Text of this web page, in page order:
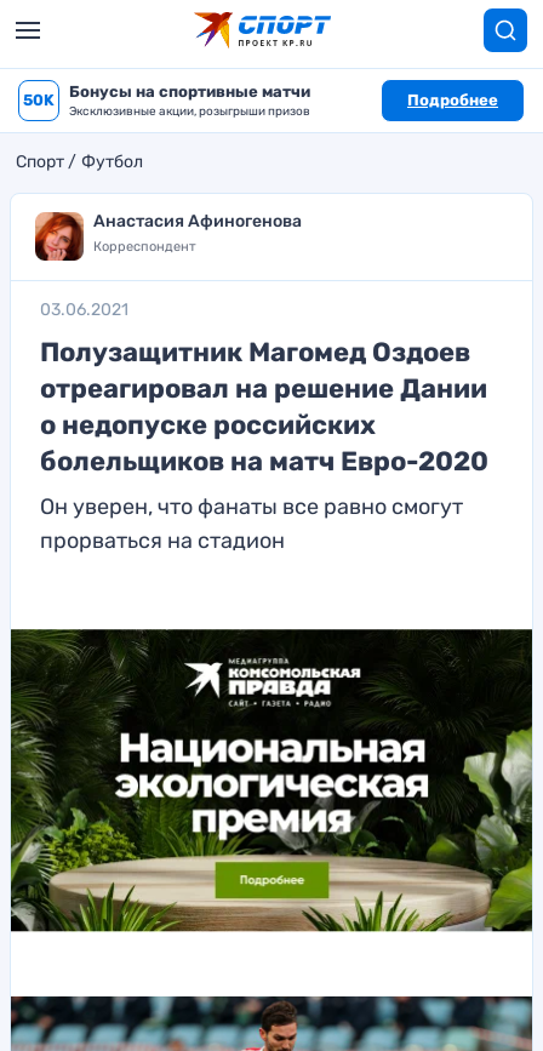
50K Бонусы на спортивные матчи
Эксклюзивные акции, розыгрыши призов
Подробнее
Спорт Футбол
Анастасия Афиногенова
Корреспондент
03.06.2021
Полузащитник Магомед Оздоев
отреагировал на решение Дании
о недопуске российских
болельщиков на матч Евро-2020
Он уверен, что фанаты все равно смогут
прорваться на стадион